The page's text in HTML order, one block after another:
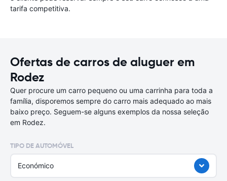
tarifa competitiva.
Ofertas de carros de aluguer em
Rodez
Quer procure um carro pequeno ou uma carrinha para toda a
família, disporemos sempre do carro mais adequado ao mais
baixo preço. Seguem-se alguns exemplos da nossa seleção
em Rodez.
TIPO DE AUTOMÓVEL
Económico